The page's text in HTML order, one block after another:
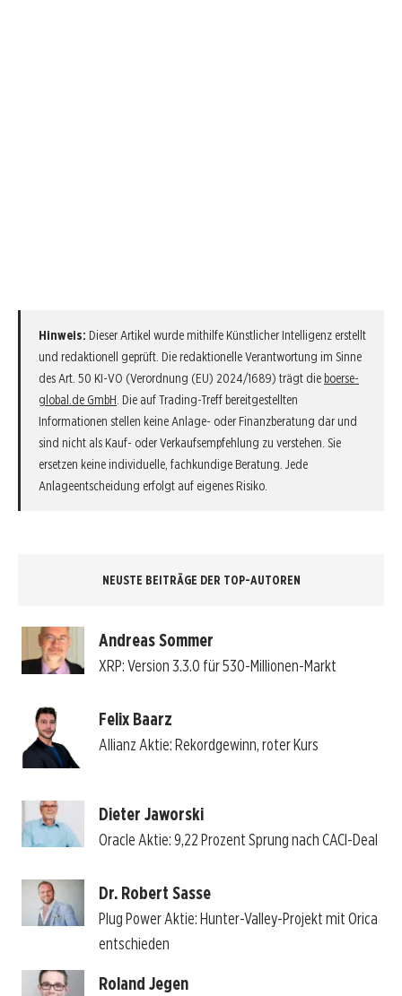
Hinweis: Dieser Artikel wurde mithilfe Künstlicher Intelligenz erstellt
und redaktionell geprüft. Die redaktionelle Verantwortung im Sinne
des Art. 50 KI-VO (Verordnung (EU) 2024/1689) trägt die boerse-
global.de GmbH . Die auf Trading-Treff bereitgestellten
Informationen stellen keine Anlage- oder Finanzberatung dar und
sind nicht als Kauf- oder Verkaufsempfehlung zu verstehen. Sie
ersetzen keine individuelle, fachkundige Beratung. Jede
Anlageentscheidung erfolgt auf eigenes Risiko.
NEUSTE BEITRÄGE DER TOP-AUTOREN
Andreas Sommer
XRP: Version 3.3.0 für 530-Millionen-Markt
Felix Baarz
Allianz Aktie: Rekordgewinn, roter Kurs
Dieter Jaworski
Oracle Aktie: 9,22 Prozent Sprung nach CACI-Deal
Dr. Robert Sasse
Plug Power Aktie: Hunter-Valley-Projekt mit Orica
entschieden
Roland Jegen